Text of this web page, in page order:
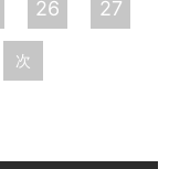
26 27
次